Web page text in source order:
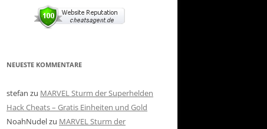
NEUESTE KOMMENTARE
stefan zu MARVEL Sturm der Superhelden
Hack Cheats – Gratis Einheiten und Gold
NoahNudelzu MARVEL Sturm der